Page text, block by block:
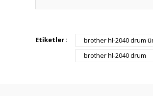
Görüş ve önerileriniz için teşekkür
Ürün resmi kalitesiz, bozuk
Etiketler : brother hl-2040 drum
brother hl-2040 drum